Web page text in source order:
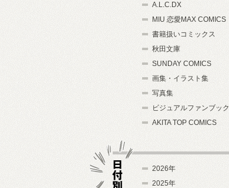
A.L.C.DX
MIU 恋愛MAX COMICS
書籍扱いコミックス
秋田文庫
SUNDAY COMICS
画集・イラスト集
写真集
ビジュアルファンブック
AKITA TOP COMICS
2026年
2025年